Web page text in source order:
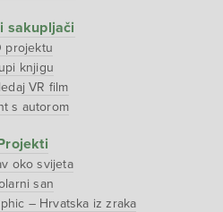
sakupljači
projektu
knjigu
VR film
s autorom
oko svijeta
san
– Hrvatska iz zraka